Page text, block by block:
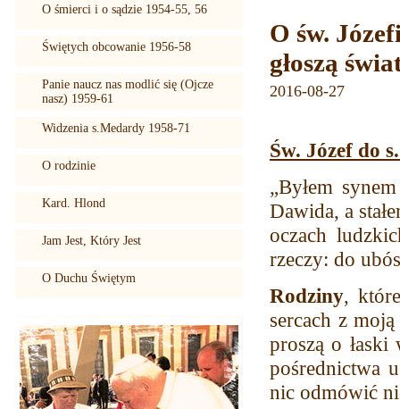
O śmierci i o sądzie 1954-55, 56
Świętych obcowanie 1956-58
Panie naucz nas modlić się (Ojcze
nasz) 1959-61
Widzenia s.Medardy 1958-71
O rodzinie
Kard. Hlond
Jam Jest, Który Jest
O Duchu Świętym
O św.
głoszą
2016-08-27
Św. Józef do
„Byłem
Dawida, a
oczach
rzeczy: do
Rodziny,
sercach z
proszą o
pośrednictwa
nic odmówić